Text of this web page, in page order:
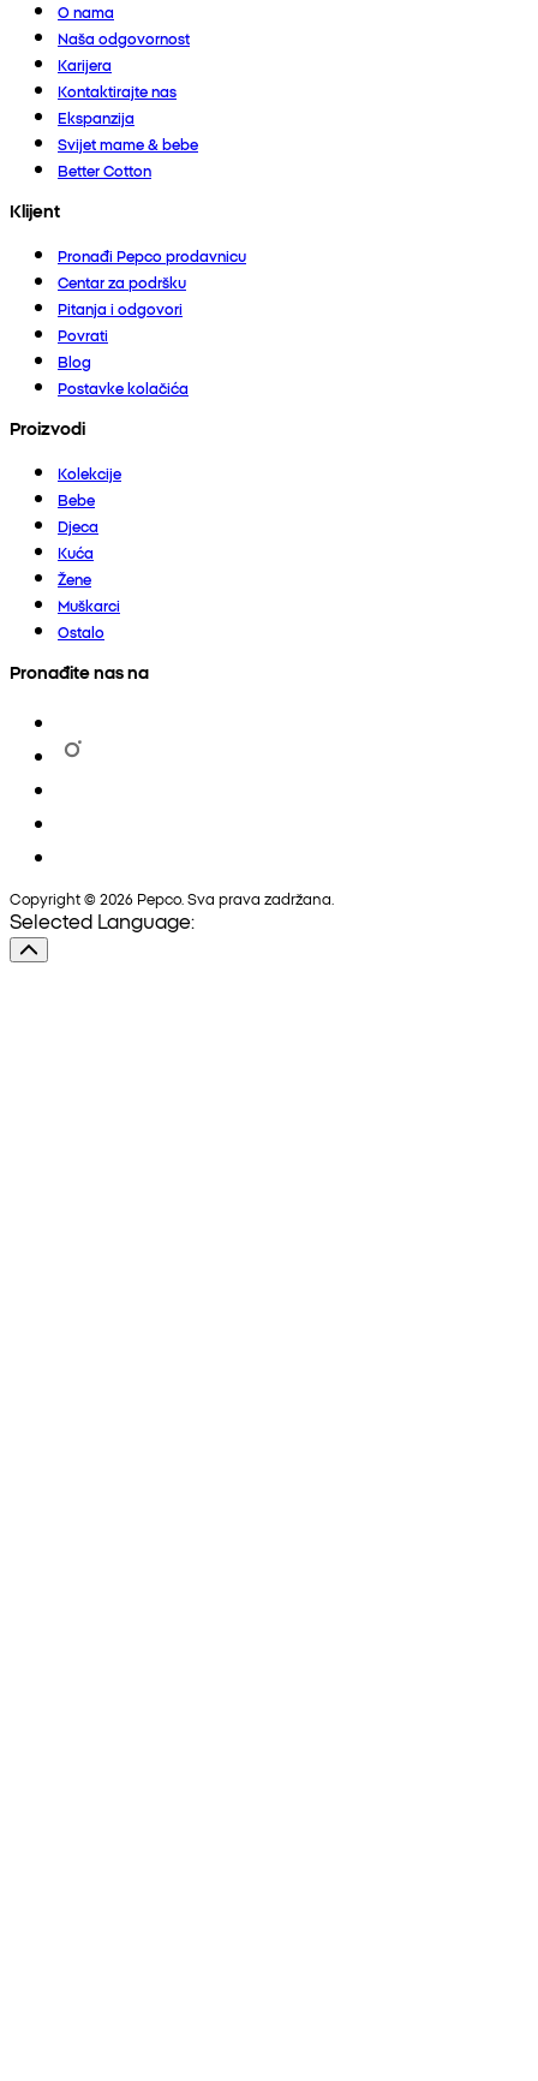
O nama
Naša odgovornost
Karijera
Kontaktirajte nas
Ekspanzija
Svijet mame & bebe
Better Cotton
Klijent
Pronađi Pepco prodavnicu
Centar za podršku
Pitanja i odgovori
Povrati
Blog
Postavke kolačića
Proizvodi
Kolekcije
Bebe
Djeca
Kuća
Žene
Muškarci
Ostalo
Pronađite nas na
Copyright © 2026 Pepco. Sva prava zadržana.
Selected Language: